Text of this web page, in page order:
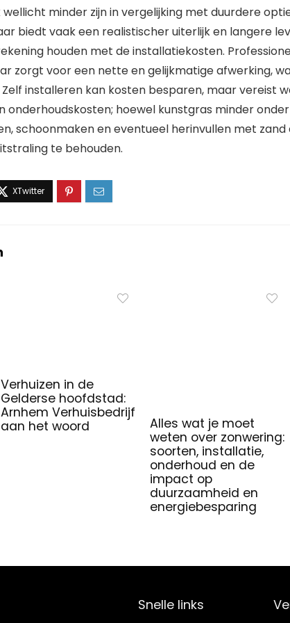
minder zijn in vergelijking met duurdere
biedt vaak een realistischer uiterlijk en langere
houden met de installatiekosten.
zorgt voor een nette en gelijkmatige afwerking,
installeren kan kosten besparen, maar vereist
onderhoudskosten; hoewel kunstgras minder
schoonmaken en eventueel herinvullen met
te behouden.
Verhuizen in de
Gelderse hoofdstad:
Arnhem Verhuisbedrijf
aan het woord
Alles wat je moet
weten over zonwering:
soorten, installatie,
onderhoud en de
impact op
duurzaamheid en
energiebesparing
Snelle links